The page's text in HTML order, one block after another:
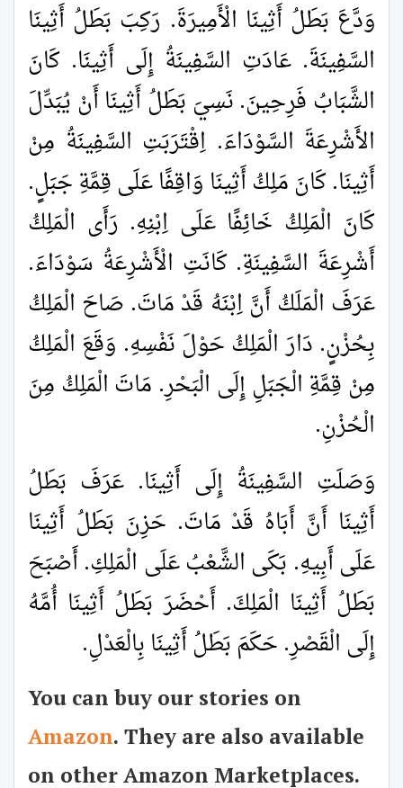
وَدَّعَ بَطَلُ أَثِينَا الْأَمِيرَةَ. رَكِبَ بَطَلُ أَثِينَا
السَّفِينَةَ. عَادَتِ السَّفِينَةُ إِلَى أَثِينَا. كَانَ
الشَّبَابُ فَرِحِينَ. نَسِيَ بَطَلُ أَثِينَا أَنْ يُبَدِّلَ
الأَشْرِعَةَ السَّوْدَاءَ. اِقْتَرَبَتِ السَّفِينَةُ مِنْ
أَثِينَا. كَانَ مَلِكُ أَثِينَا وَاقِفًا عَلَى قِمَّةِ جَبَلٍ.
كَانَ الْمَلِكُ خَائِفًا عَلَى اِبْنِهِ. رَأَى الْمَلِكُ
أَشْرِعَةَ السَّفِينَةِ. كَانَتِ الْأَشْرِعَةُ سَوْدَاءَ.
عَرَفَ الْمَلَكُ أَنَّ اِبْنَهُ قَدْ مَاتَ. صَاحَ الْمَلِكُ
بِحُزْنٍ. دَارَ الْمَلِكُ حَوْلَ نَفْسِهِ. وَقَعَ الْمَلِكُ
مِنْ قِمَّةِ الْجَبَلِ إِلَى الْبَحْرِ. مَاتَ الْمَلِكُ مِنَ
الْحُزْنِ.
وَصَلَتِ السَّفِينَةُ إِلَى أَثِينَا. عَرَفَ بَطَلُ
أَثِينَا أَنَّ أَبَاهُ قَدْ مَاتَ. حَزِنَ بَطَلُ أَثِينَا
عَلَى أَبِيهِ. بَكَى الشَّعْبُ عَلَى الْمَلِكِ. أَصْبَحَ
بَطَلُ أَثِينَا الْمَلِكَ. أَحْضَرَ بَطَلُ أَثِينَا أُمَّهُ
إِلَى الْقَصْرِ. حَكَمَ بَطَلُ أَثِينَا بِالْعَدْلِ.
You can buy our stories on
Amazon. They are also available
on other Amazon Marketplaces.